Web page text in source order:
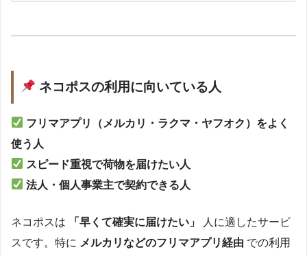
ネコポスの利用に向いている人
フリマアプリ（メルカリ・ラクマ・ヤフオク）をよく
使う人
スピード重視で荷物を届けたい人
法人・個人事業主で契約できる人
ネコポスは 「早くて確実に届けたい」
人に適したサービ
スです。特に メルカリなどのフリマアプリ経由 での利用